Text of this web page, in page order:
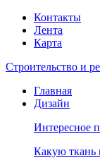
Контакты
Лента
Карта
Строительство и
Главная
Дизайн
Интересное
Какую ткань